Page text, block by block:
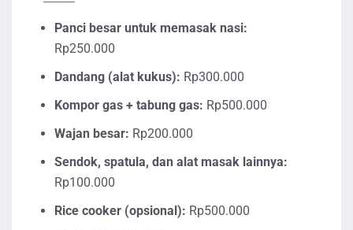
Panci besar untuk memasak nasi:
Rp250.000
Dandang (alat kukus): Rp300.000
Kompor gas + tabung gas: Rp500.000
Wajan besar: Rp200.000
Sendok, spatula, dan alat masak lainnya:
Rp100.000
Rice cooker (opsional): Rp500.000